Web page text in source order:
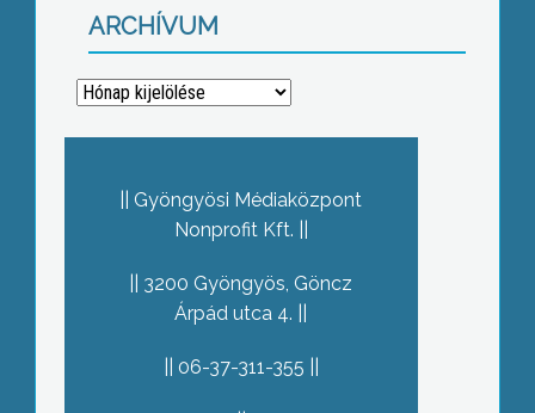
ARCHÍVUM
Archívum
Gyöngyösi Médiaközpont
Nonprofit Kft.
3200 Gyöngyös, Göncz
Árpád utca 4.
06-37-311-355